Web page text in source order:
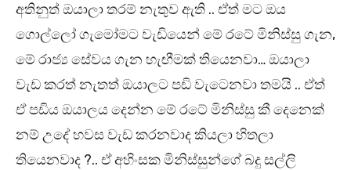
අතිනුත් ඔයාලා තරම් නැතුව ඇති .. ඒත් මට ඔය
ගොල්ලෝ ගැමෝමට වැඩියෙන් මේ රටේ මිනිස්සු ගැන,
මේ රාජ්‍ය සේවය ගැන හැඟීමක් තියෙනවා… ඔයාලා
වැඩ කරත් නැතත් ඔයාලට පඩි වැටෙනවා තමයි .. ඒත්
ඒ පඩිය ඔයාලය දෙන්න මේ රටේ මිනිස්සු කී දෙනෙක්
නම් උදේ හවස වැඩ කරනවාද කියලා හිතලා
තියෙනවාද ?.. ඒ අහිංසක මිනිස්සුන්ගේ බදු සල්ලි